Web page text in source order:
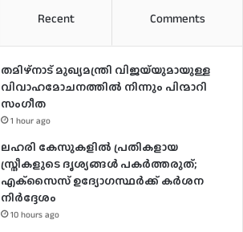
Recent Comments
തമിഴ്നാട് മുഖ്യമന്ത്രി വിജയ്‌യുമായുള്ള
വിവാഹമോചനത്തിൽ നിന്നും പിന്മാറി
സം​ഗീത
1 hour ago
ലഹരി കേസുകളിൽ പ്രതികളായ
സ്ത്രീകളുടെ ദൃശ്യങ്ങൾ പകർത്തരുത്;
എക്‌സൈസ് ഉദ്യോഗസ്ഥർക്ക് കർശന
നിർദ്ദേശം
10 hours ago